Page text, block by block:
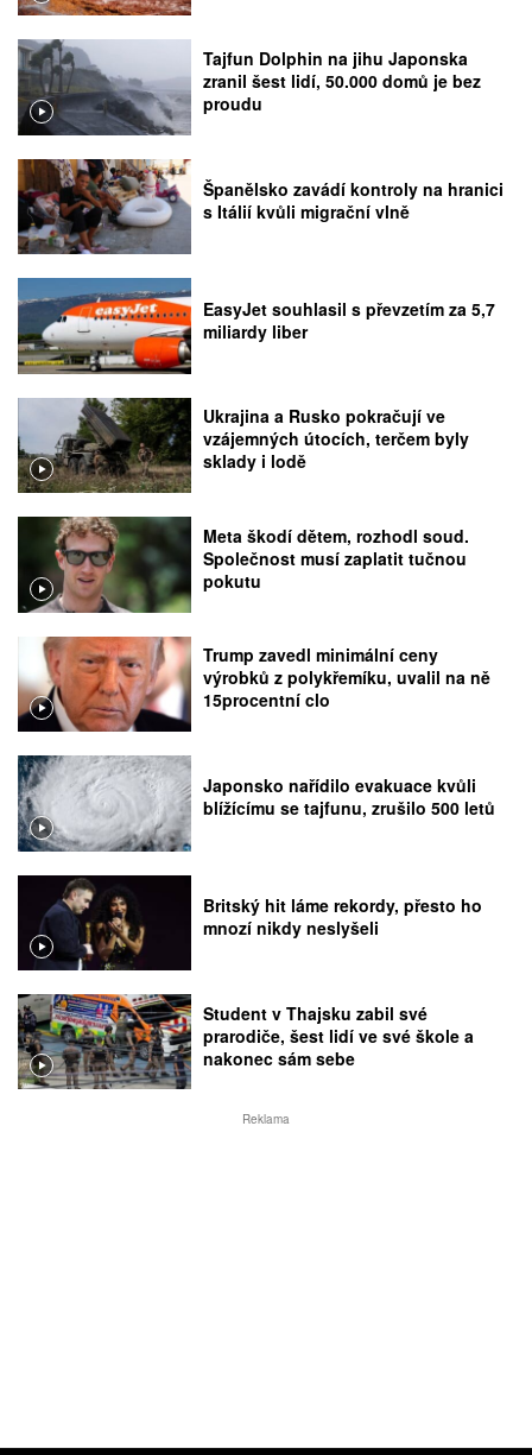
Tajfun Dolphin na jihu Japonska
zranil šest lidí, 50.000 domů je bez
proudu
Španělsko zavádí kontroly na hranici
s Itálií kvůli migrační vlně
EasyJet souhlasil s převzetím za 5,7
miliardy liber
Ukrajina a Rusko pokračují ve
vzájemných útocích, terčem byly
sklady i lodě
Meta škodí dětem, rozhodl soud.
Společnost musí zaplatit tučnou
pokutu
Trump zavedl minimální ceny
výrobků z polykřemíku, uvalil na ně
15procentní clo
Japonsko nařídilo evakuace kvůli
blížícímu se tajfunu, zrušilo 500 letů
Britský hit láme rekordy, přesto ho
mnozí nikdy neslyšeli
Student v Thajsku zabil své
prarodiče, šest lidí ve své škole a
nakonec sám sebe
Reklama